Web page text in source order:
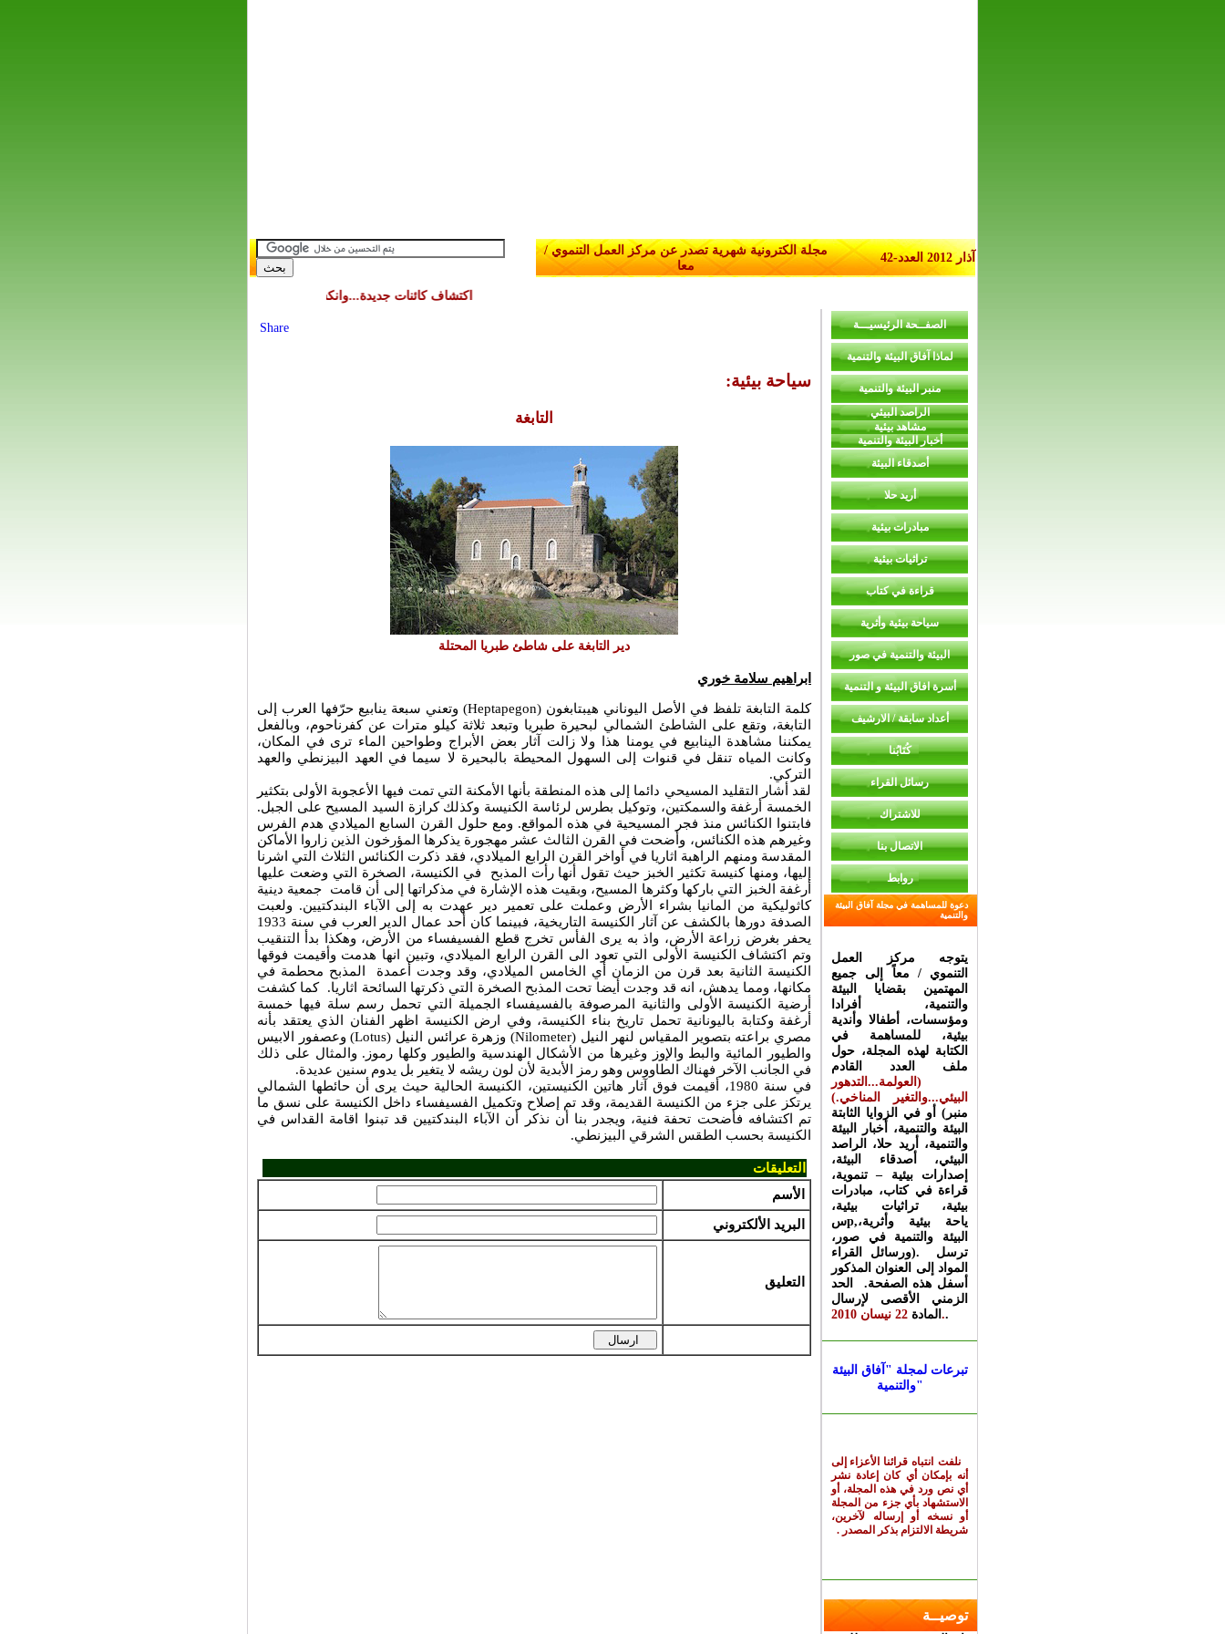
مجلة الكترونية شهرية تصدر عن مركز العمل التنموي /
معا
آذار 2012 العدد-42
اكتشاف كائنات جديدة...وانكشاف النوع الإنساني
Share
:سياحة بيئية
التابغة
دير التابغة على شاطئ طبريا المحتلة
ابراهيم سلامة خوري
كلمة التابغة تلفظ في الأصل اليوناني هيبتابغون (Heptapegon) وتعني سبعة ينابيع حرّفها العرب إلى
التابغة، وتقع على الشاطئ الشمالي لبحيرة طبريا وتبعد ثلاثة كيلو مترات عن كفرناحوم، وبالفعل
يمكننا مشاهدة الينابيع في يومنا هذا ولا زالت آثار بعض الأبراج وطواحين الماء ترى في المكان،
وكانت المياه تنقل في قنوات إلى السهول المحيطة بالبحيرة لا سيما في العهد البيزنطي والعهد
التركي.
لقد أشار التقليد المسيحي دائما إلى هذه المنطقة بأنها الأمكنة التي تمت فيها الأعجوبة الأولى بتكثير
الخمسة أرغفة والسمكتين، وتوكيل بطرس لرئاسة الكنيسة وكذلك كرازة السيد المسيح على الجبل.
فابتنوا الكنائس منذ فجر المسيحية في هذه المواقع. ومع حلول القرن السابع الميلادي هدم الفرس
وغيرهم هذه الكنائس، وأضحت في القرن الثالث عشر مهجورة يذكرها المؤرخون الذين زاروا الأماكن
المقدسة ومنهم الراهبة اثاريا في أواخر القرن الرابع الميلادي، فقد ذكرت الكنائس الثلاث التي اشرنا
إليها، ومنها كنيسة تكثير الخبز حيث تقول أنها رأت المذبح في الكنيسة، الصخرة التي وضعت عليها
أرغفة الخبز التي باركها وكثرها المسيح، وبقيت هذه الإشارة في مذكراتها إلى أن قامت جمعية دينية
كاثوليكية من المانيا بشراء الأرض وعملت على تعمير دير عهدت به إلى الآباء البندكتيين. ولعبت
الصدفة دورها بالكشف عن آثار الكنيسة التاريخية، فبينما كان أحد عمال الدير العرب في سنة 1933
يحفر بغرض زراعة الأرض، واذ به يرى الفأس تخرج قطع الفسيفساء من الأرض، وهكذا بدأ التنقيب
وتم اكتشاف الكنيسة الأولى التي تعود الى القرن الرابع الميلادي، وتبين انها هدمت وأقيمت فوقها
الكنيسة الثانية بعد قرن من الزمان أي الخامس الميلادي، وقد وجدت أعمدة المذبح محطمة في
مكانها، ومما يدهش، انه قد وجدت أيضا تحت المذبح الصخرة التي ذكرتها السائحة اثاريا. كما كشفت
أرضية الكنيسة الأولى والثانية المرصوفة بالفسيفساء الجميلة التي تحمل رسم سلة فيها خمسة
أرغفة وكتابة باليونانية تحمل تاريخ بناء الكنيسة، وفي ارض الكنيسة اظهر الفنان الذي يعتقد بأنه
مصري براعته بتصوير المقياس لنهر النيل (Nilometer)وزهرة عرائس النيل (Lotus)وعصفور الابيس
والطيور المائية والبط والإوز وغيرها من الأشكال الهندسية والطيور وكلها رموز. والمثال على ذلك
في الجانب الآخر فهناك الطاووس وهو رمز الأبدية لأن لون ريشه لا يتغير بل يدوم سنين عديدة.
في سنة 1980، أقيمت فوق آثار هاتين الكنيستين، الكنيسة الحالية حيث يرى أن حائطها الشمالي
يرتكز على جزء من الكنيسة القديمة، وقد تم إصلاح وتكميل الفسيفساء داخل الكنيسة على نسق ما
تم اكتشافه فأضحت تحفة فنية، ويجدر بنا أن نذكر أن الآباء البندكتيين قد تبنوا اقامة القداس في
الكنيسة بحسب الطقس الشرقي البيزنطي.
التعليقات
الأسم
البريد الألكتروني
التعليق
الصفــحة الرئيسيـــة
لماذا آفاق البيئة والتنمية
منبر البيئة والتنمية
الراصد البيئي
مشاهد بيئية
أخبار البيئة والتنمية
أصدقاء البيئة
أريد حلا
مبادرات بيئية
تراثيات بيئية
قراءة في كتاب
سياحة بيئية وأثرية
البيئة والتنمية في صور
أسرة افاق البيئة و التنمية
أعداد سابقة / الارشيف
كُتَابُنا
رسائل القراء
للاشتراك
الاتصال بنا
روابط
دعوة للمساهمة في مجلة آفاق البيئة
والتنمية
يتوجه مركز العمل
التنموي / معاً إلى جميع
المهتمين بقضايا البيئة
والتنمية، أفرادا
ومؤسسات، أطفالا وأندية
بيئية، للمساهمة في
الكتابة لهذه المجلة، حول
ملف العدد القادم
( العولمة...التدهور
البيئي...والتغير المناخي.)
أو في الزوايا الثابتة (منبر
البيئة والتنمية، أخبار البيئة
والتنمية، أريد حلا، الراصد
البيئي، أصدقاء البيئة،
إصدارات بيئية – تنموية،
قراءة في كتاب، مبادرات
بيئية، تراثيات بيئية،
سp,ياحة بيئية وأثرية،
البيئة والتنمية في صور،
ورسائل القراء). ترسل
المواد إلى العنوان المذكور
أسفل هذه الصفحة. الحد
الزمني الأقصى لإرسال
المادة 22 نيسان 2010..
تبرعات لمجلة "آفاق البيئة
والتنمية"
نلفت انتباه قرائنا الأعزاء إلى
أنه بإمكان أي كان إعادة نشر
أي نص ورد في هذه المجلة، أو
الاستشهاد بأي جزء من المجلة
أو نسخه أو إرساله لآخرين،
شريطة الالتزام بذكر
المصدر .
توصيــة